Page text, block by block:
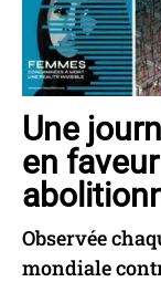
Une
en
Observée
mondiale